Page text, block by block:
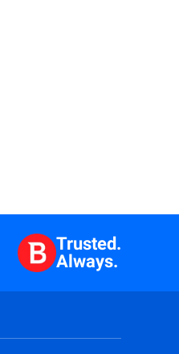
Trusted.
Always.